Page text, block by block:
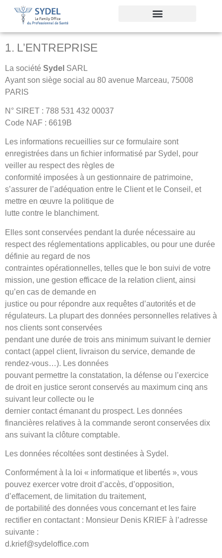
1. L’ENTREPRISE
La société Sydel SARL
Ayant son siège social au 80 avenue Marceau, 75008
PARIS
N° SIRET : 788 531 432 00037
Code NAF : 6619B
Les informations recueillies sur ce formulaire sont
enregistrées dans un fichier informatisé par Sydel, pour
veiller au respect des règles de
conformité imposées à un gestionnaire de patrimoine,
s’assurer de l’adéquation entre le Client et le Conseil, et
mettre en œuvre la politique de
lutte contre le blanchiment.
Elles sont conservées pendant la durée nécessaire au
respect des réglementations applicables, ou pour une durée
définie au regard de nos
contraintes opérationnelles, telles que le bon suivi de votre
mission, une gestion efficace de la relation client, ainsi
qu’en cas de demande en
justice ou pour répondre aux requêtes d’autorités et de
régulateurs. La plupart des données personnelles relatives à
nos clients sont conservées
pendant une durée de trois ans minimum suivant le dernier
contact (appel client, livraison du service, demande de
rendez-vous…). Les données
pouvant permettre la constatation, la défense ou l’exercice
de droit en justice seront conservés au maximum cinq ans
suivant leur collecte ou le
dernier contact émanant du prospect. Les données
financières relatives à la commande seront conservées dix
ans suivant la clôture comptable.
Les données récoltées sont destinées à Sydel.
Conformément à la loi « informatique et libertés », vous
pouvez exercer votre droit d’accès, d’opposition,
d’effacement, de limitation du traitement,
de portabilité des données vous concernant et les faire
rectifier en contactant : Monsieur Denis KRIEF à l’adresse
suivante :
d.krief@sydeloffice.com